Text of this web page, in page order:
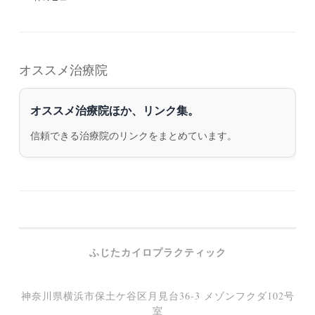
オススメ治療院
オススメ治療院ほか、リンク集。
信頼できる治療院のリンクをまとめています。
ふじたカイロプラクティック
神奈川県横浜市保土ケ谷区月見台36-3 メゾンフクダ102号
室